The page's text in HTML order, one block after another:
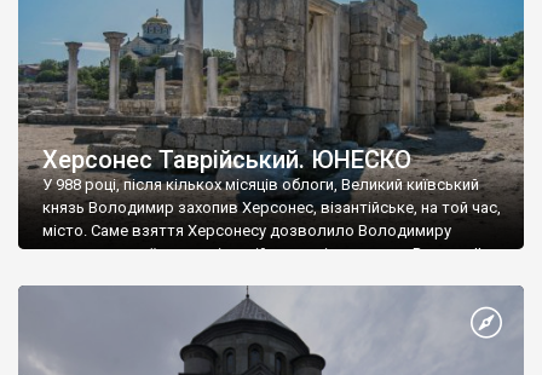
Херсонес Таврійський. ЮНЕСКО
У 988 році, після кількох місяців облоги, Великий київський
князь Володимир захопив Херсонес, візантійське, на той час,
місто. Саме взяття Херсонесу дозволило Володимиру
диктувати свої умови візантійському імператору Василю ІІ, та
Херсонесі Володимир-язичник, став Василем-християнином.
А потім було Хрещення Русі. На честь Херсонесу Таврійського